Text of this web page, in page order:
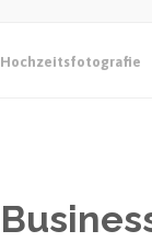
Hochzeitsfotografie